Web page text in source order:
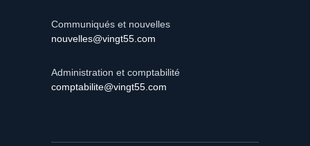
Communiqués et nouvelles
nouvelles@vingt55.com
Administration et comptabilité
comptabilite@vingt55.com